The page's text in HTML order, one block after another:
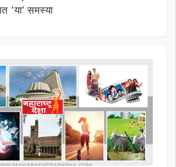
‘या’ समस्या